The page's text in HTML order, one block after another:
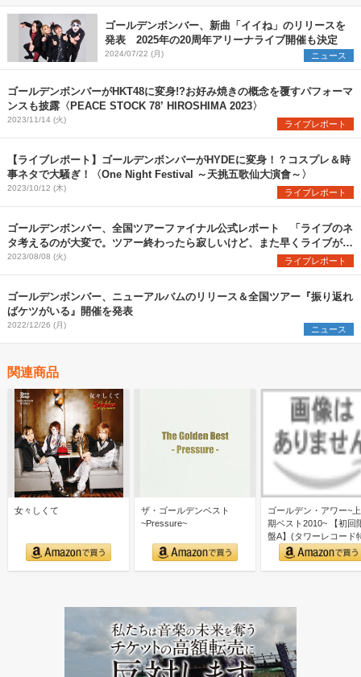
ゴールデンボンバー、新曲「イイね」のリリースを
発表 2025年の20周年アリーナライブ開催も決定
2024/07/22 (月) ニュース
ゴールデンボンバーがHKT48に変身!?お好み焼きの概念を覆すパフォーマ
ンスも披露〈PEACE STOCK 78’ HIROSHIMA 2023〉
2023/11/14 (火) ライブレポート
【ライブレポート】ゴールデンボンバーがHYDEに変身！？コスプレ＆時
事ネタで大騒ぎ！〈One Night Festival ～天挑五歌仙大演會～〉
2023/10/12 (木) ライブレポート
ゴールデンボンバー、全国ツアーファイナル公式レポート 「ライブのネ
タ考えるのが大変で。ツアー終わったら寂しいけど、また早くライブがや
りたくなりました」
2023/08/08 (火) ライブレポート
ゴールデンボンバー、ニューアルバムのリリース＆全国ツアー『振り返れ
ばケツがいる』開催を発表
2022/12/26 (月) ニュース
関連商品
女々しくて
ザ・ゴールデンベスト
~Pressure~
ゴールデン・アワー~
期ベスト2010~ 【初回
盤A】(タワーレコード
アナザージャケッ…